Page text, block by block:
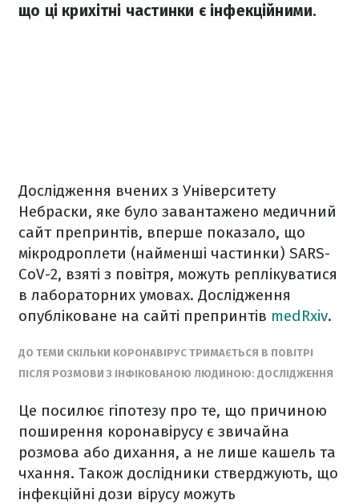
що ці крихітні частинки є інфекційними.
Дослідження вчених з Університету
Небраски, яке було завантажено медичний
сайт препринтів, вперше показало, що
мікродроплети (найменші частинки) SARS-
CoV-2, взяті з повітря, можуть реплікуватися
в лабораторних умовах. Дослідження
опубліковане на сайті препринтів medRxiv.
ДО ТЕМИ СКІЛЬКИ КОРОНАВІРУС ТРИМАЄТЬСЯ В ПОВІТРІ
ПІСЛЯ РОЗМОВИ З ІНФІКОВАНОЮ ЛЮДИНОЮ: ДОСЛІДЖЕННЯ
Це посилює гіпотезу про те, що причиною
поширення коронавірусу є звичайна
розмова або дихання, а не лише кашель та
чхання. Також дослідники стверджують, що
інфекційні дози вірусу можуть